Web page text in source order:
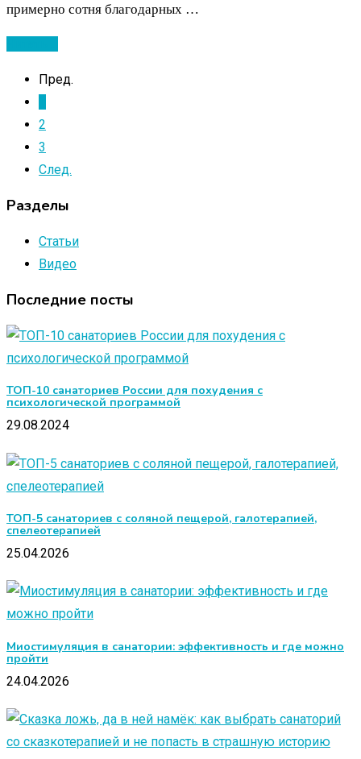
примерно сотня благодарных …
Пред.
2
3
След.
Разделы
Статьи
Видео
Последние посты
ТОП-10 санаториев России для похудения с
психологической программой
29.08.2024
ТОП-5 санаториев с соляной пещерой, галотерапией,
спелеотерапией
25.04.2026
Миостимуляция в санатории: эффективность и где можно
пройти
24.04.2026